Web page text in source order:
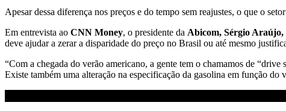
Apesar dessa diferença nos preços e do tempo sem reajustes, o que o
Em entrevista ao CNN Money, o presidente da Abicom, Sérgio Araújo,
deve ajudar a zerar a disparidade do preço no Brasil ou até mesmo
“Com a chegada do verão americano, a gente tem o chamamos de
Existe também uma alteração na especificação da gasolina em função